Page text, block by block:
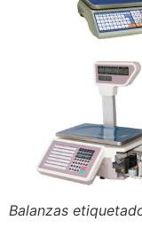
Balanzas